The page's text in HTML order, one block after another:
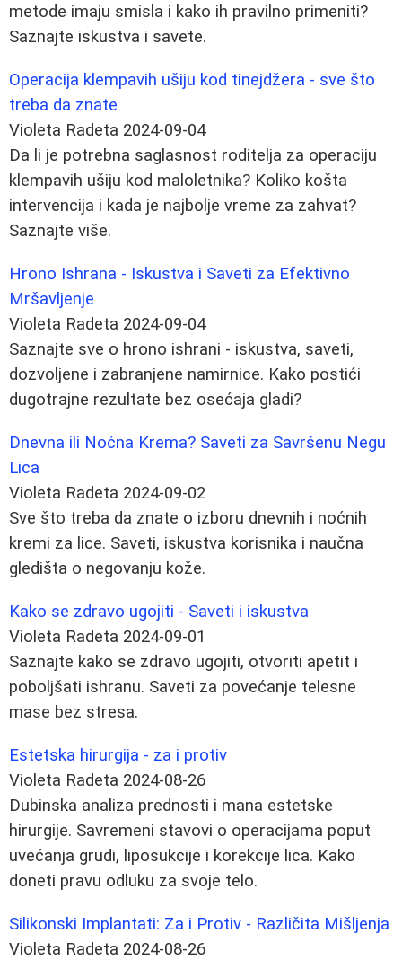
metode imaju smisla i kako ih pravilno primeniti?
Saznajte iskustva i savete.
Operacija klempavih ušiju kod tinejdžera - sve što
treba da znate
Violeta Radeta 2024-09-04
Da li je potrebna saglasnost roditelja za operaciju
klempavih ušiju kod maloletnika? Koliko košta
intervencija i kada je najbolje vreme za zahvat?
Saznajte više.
Hrono Ishrana - Iskustva i Saveti za Efektivno
Mršavljenje
Violeta Radeta 2024-09-04
Saznajte sve o hrono ishrani - iskustva, saveti,
dozvoljene i zabranjene namirnice. Kako postići
dugotrajne rezultate bez osećaja gladi?
Dnevna ili Noćna Krema? Saveti za Savršenu Negu
Lica
Violeta Radeta 2024-09-02
Sve što treba da znate o izboru dnevnih i noćnih
kremi za lice. Saveti, iskustva korisnika i naučna
gledišta o negovanju kože.
Kako se zdravo ugojiti - Saveti i iskustva
Violeta Radeta 2024-09-01
Saznajte kako se zdravo ugojiti, otvoriti apetit i
poboljšati ishranu. Saveti za povećanje telesne
mase bez stresa.
Estetska hirurgija - za i protiv
Violeta Radeta 2024-08-26
Dubinska analiza prednosti i mana estetske
hirurgije. Savremeni stavovi o operacijama poput
uvećanja grudi, liposukcije i korekcije lica. Kako
doneti pravu odluku za svoje telo.
Silikonski Implantati: Za i Protiv - Različita Mišljenja
Violeta Radeta 2024-08-26